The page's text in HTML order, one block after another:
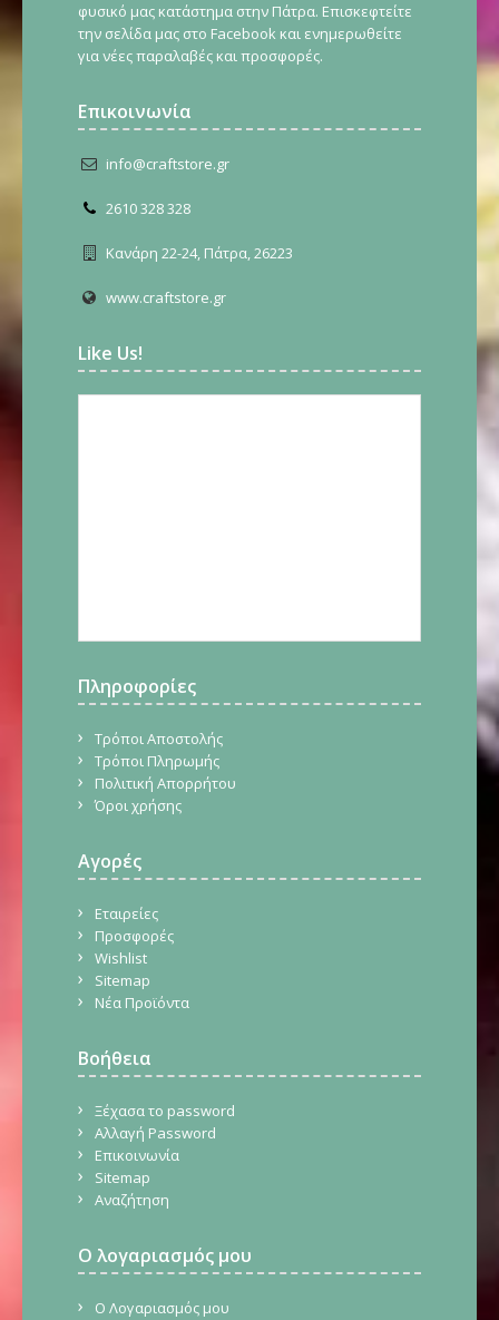
φυσικό μας κατάστημα στην Πάτρα. Επισκεφτείτε
την σελίδα μας στο Facebook και ενημερωθείτε
για νέες παραλαβές και προσφορές.
Επικοινωνία
info@craftstore.gr
2610 328 328
Κανάρη 22-24, Πάτρα, 26223
www.craftstore.gr
Like Us!
Πληροφορίες
Τρόποι Αποστολής
Τρόποι Πληρωμής
Πολιτική Απορρήτου
Όροι χρήσης
Αγορές
Εταιρείες
Προσφορές
Wishlist
Sitemap
Νέα Προϊόντα
Βοήθεια
Ξέχασα το password
Αλλαγή Password
Επικοινωνία
Sitemap
Αναζήτηση
Ο λογαριασμός μου
Ο Λογαριασμός μου